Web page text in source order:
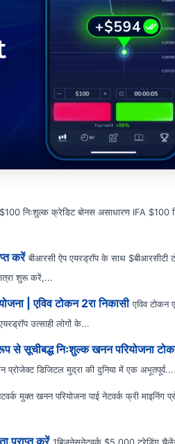
निःशुल्क क्रेडिट बोनस असाधारण IFA $100
करें बीआरसी ऐप एयरड्रॉप के साथ $बीआरसीटी
शुरू करें,...
| एविव टोकन 2रा निकासी एविव टोकन
उत्साही लोगों के...
सूचीबद्ध निःशुल्क खनन परियोजना
डिजिटल मुद्रा की दुनिया में एक अभूतपूर्व...
मुक्त खनन परियोजना पाई नेटवर्क फ्री माइनिंग
प्राप्त करें